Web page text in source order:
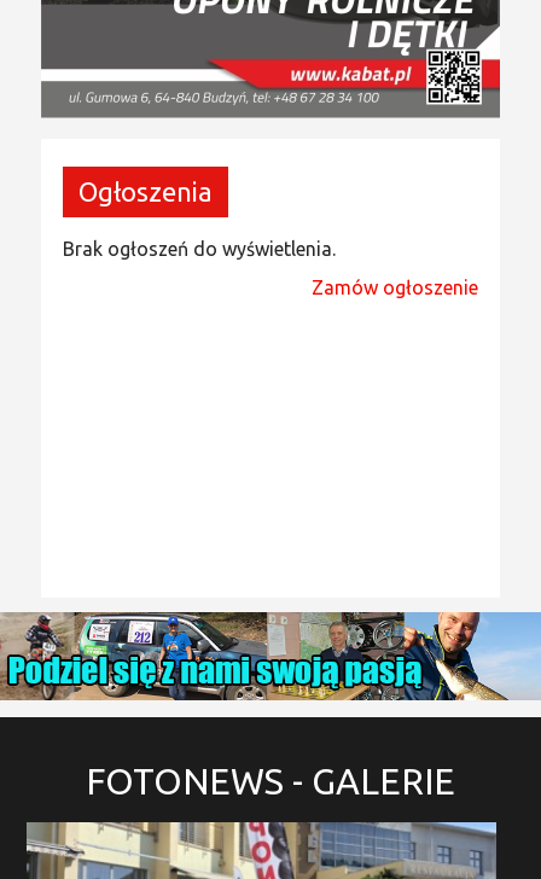
Ogłoszenia
Brak ogłoszeń do wyświetlenia.
Zamów ogłoszenie
FOTONEWS - GALERIE